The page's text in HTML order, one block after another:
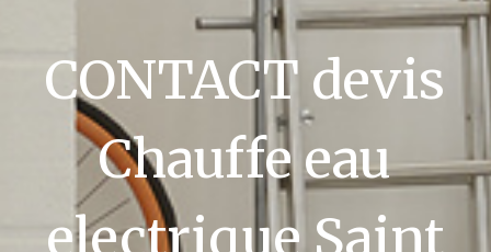
CONTACT devis
Chauffe eau
electrique Saint